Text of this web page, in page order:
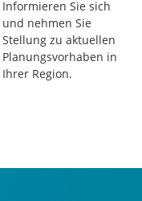
Beteiligungen
Informieren Sie sich
und nehmen Sie
Stellung zu aktuellen
Planungsvorhaben in
Ihrer Region.